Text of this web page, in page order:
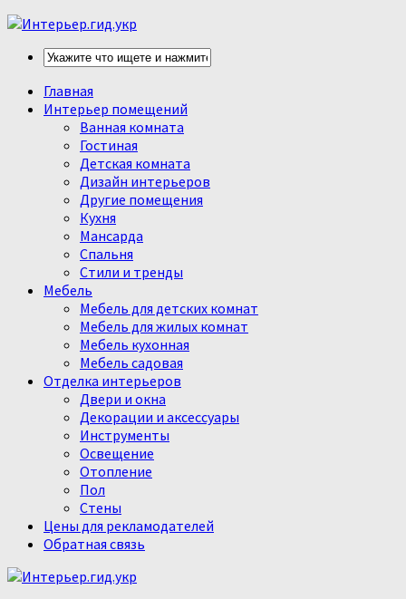
Главная
Интерьер помещений
Ванная комната
Гостиная
Детская комната
Дизайн интерьеров
Другие помещения
Кухня
Мансарда
Спальня
Стили и тренды
Мебель
Мебель для детских комнат
Мебель для жилых комнат
Мебель кухонная
Мебель садовая
Отделка интерьеров
Двери и окна
Декорации и аксессуары
Инструменты
Освещение
Отопление
Пол
Стены
Цены для рекламодателей
Обратная связь